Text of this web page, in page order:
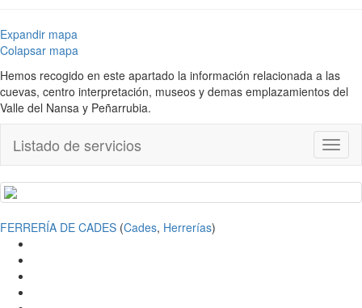
Expandir mapa
Colapsar mapa
Hemos recogido en este apartado la información relacionada a las
cuevas, centro interpretación, museos y demas emplazamientos del
Valle del Nansa y Peñarrubia.
Listado de servicios
FERRERÍA DE CADES (Cades, Herrerías)